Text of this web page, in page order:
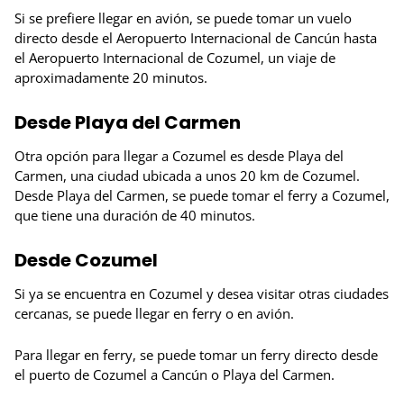
Si se prefiere llegar en avión, se puede tomar un vuelo
directo desde el Aeropuerto Internacional de Cancún hasta
el Aeropuerto Internacional de Cozumel, un viaje de
aproximadamente 20 minutos.
Desde Playa del Carmen
Otra opción para llegar a Cozumel es desde Playa del
Carmen, una ciudad ubicada a unos 20 km de Cozumel.
Desde Playa del Carmen, se puede tomar el ferry a Cozumel,
que tiene una duración de 40 minutos.
Desde Cozumel
Si ya se encuentra en Cozumel y desea visitar otras ciudades
cercanas, se puede llegar en ferry o en avión.
Para llegar en ferry, se puede tomar un ferry directo desde
el puerto de Cozumel a Cancún o Playa del Carmen.